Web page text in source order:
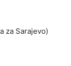
za Sarajevo)